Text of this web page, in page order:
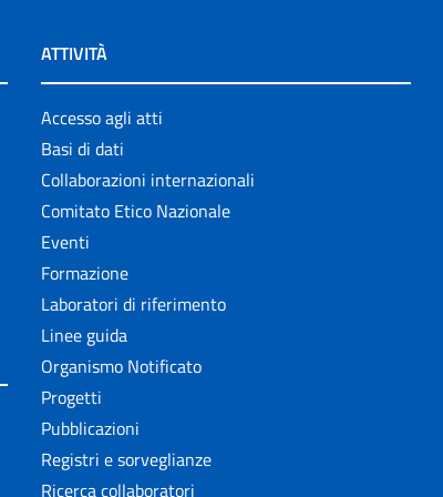
ATTIVITÀ
Accesso agli atti
Basi di dati
Collaborazioni internazionali
Comitato Etico Nazionale
Eventi
Formazione
Laboratori di riferimento
Linee guida
Organismo Notificato
Progetti
Pubblicazioni
Registri e sorveglianze
Ricerca collaboratori